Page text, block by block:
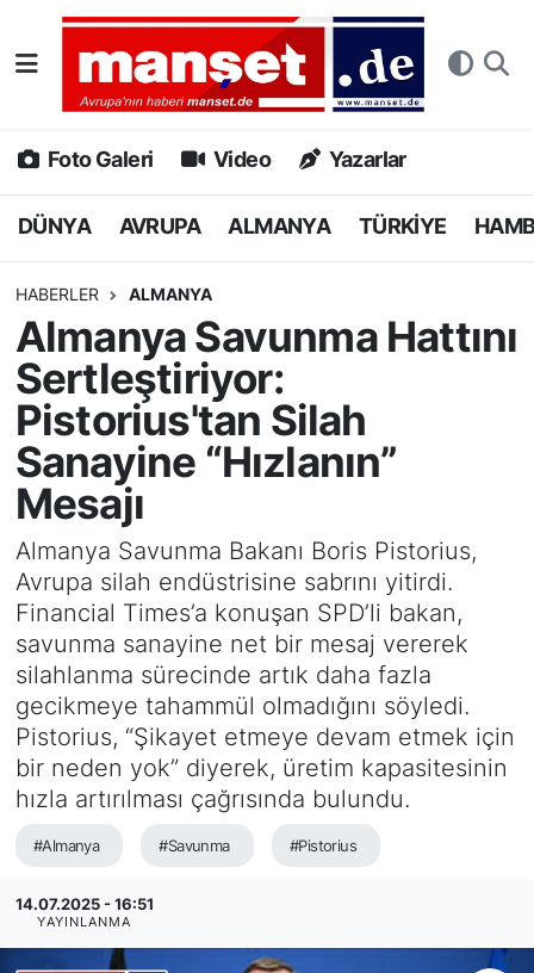
Foto Galeri Video Yazarlar
DÜNYA AVRUPA ALMANYA TÜRKİYE
HABERLER ALMANYA
Almanya Savunma Hattını
Sertleştiriyor:
Pistorius'tan Silah
Sanayine “Hızlanın”
Mesajı
Almanya Savunma Bakanı Boris Pistorius,
Avrupa silah endüstrisine sabrını yitirdi.
Financial Times’a konuşan SPD’li bakan,
savunma sanayine net bir mesaj vererek
silahlanma sürecinde artık daha fazla
gecikmeye tahammül olmadığını söyledi.
Pistorius, “Şikayet etmeye devam etmek için
bir neden yok” diyerek, üretim kapasitesinin
hızla artırılması çağrısında bulundu.
#Almanya #Savunma #Pistorius
14.07.2025 - 16:51
YAYINLANMA
DÜNYA
AVRUPA
ALMANYA
HAMBURG
SPOR
DEUTSCH
EKONOMİ
SİYASET
SAĞLIK
Nöbetçi Eczaneler
Hava Durumu
Namaz Vakitleri
Puan Durumu ve Fikstür
Tüm Manşetler
Son Dakika Haberleri
Haber Arşivi